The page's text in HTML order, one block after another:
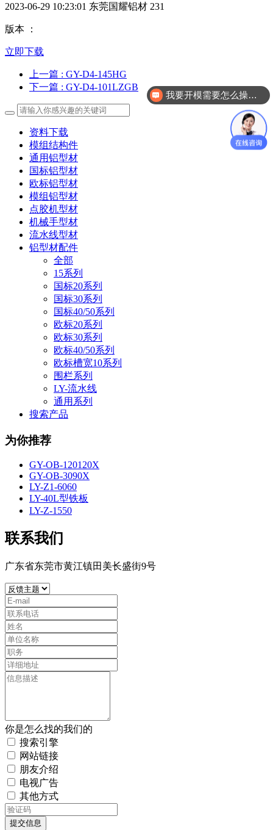
2023-06-29 10:23:01 东莞国耀铝材 231
版本 ：
立即下载
上一篇 : GY-D4-145HG
下一篇 : GY-D4-101LZGB
资料下载
模组结构件
通用铝型材
国标铝型材
欧标铝型材
模组铝型材
点胶机型材
机械手型材
流水线型材
铝型材配件
全部
15系列
国标20系列
国标30系列
国标40/50系列
欧标20系列
欧标30系列
欧标40/50系列
欧标槽宽10系列
围栏系列
LY-流水线
通用系列
搜索产品
为你推荐
GY-OB-120120X
GY-OB-3090X
LY-Z1-6060
LY-40L型铁板
LY-Z-1550
联系我们
广东省东莞市黄江镇田美长盛街9号
你是怎么找的我们的
搜索引擎
网站链接
朋友介绍
电视广告
其他方式
提交信息
我要开模需要怎么操作？